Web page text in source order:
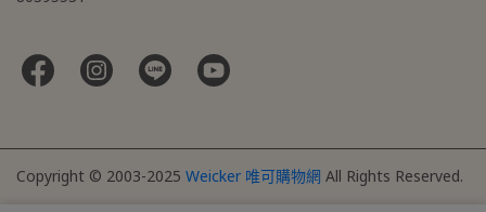
Copyright © 2003-2025 Weicker 唯可購物網 All Rights Reserved.